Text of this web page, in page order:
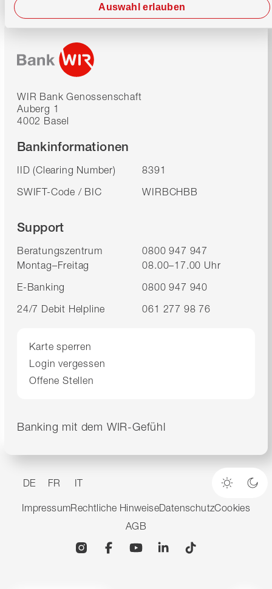
Auswahl erlauben
WIR Bank Genossenschaft
Auberg 1
4002 Basel
Bankinformationen
IID (Clearing Number)
8391
SWIFT-Code / BIC
WIRBCHBB
Support
Beratungszentrum
0800 947 947
Montag–Freitag
08.00–17.00 Uhr
E-Banking
0800 947 940
24/7 Debit Helpline
061 277 98 76
Karte sperren
Login vergessen
Offene Stellen
Banking mit dem WIR-Gefühl
DE FR IT
Heller
ImpressumRechtliche HinweiseDatenschutzCookies
AGB
InstagramFacebookYouTubeLinkedin